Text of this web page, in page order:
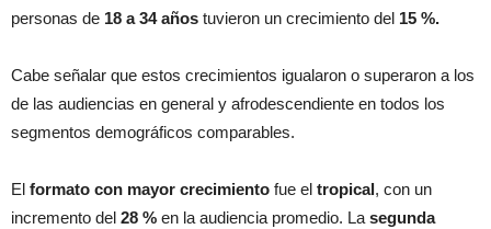
personas de 18 a 34 años tuvieron un crecimiento del 15 %.
Cabe señalar que estos crecimientos igualaron o superaron a los
de las audiencias en general y afrodescendiente en todos los
segmentos demográficos comparables.
El formato con mayor crecimiento fue el tropical, con un
incremento del 28 % en la audiencia promedio. La segunda